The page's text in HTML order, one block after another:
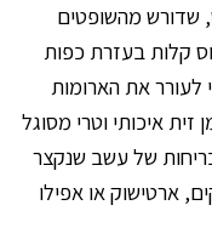
מהשופטים
קלות בעזרת כפות
כ-28 מעלות כדי לעורר את הארומות
איכותי וטרי מסוגל
של עשב שנקצר
ארטישוק או אפילו